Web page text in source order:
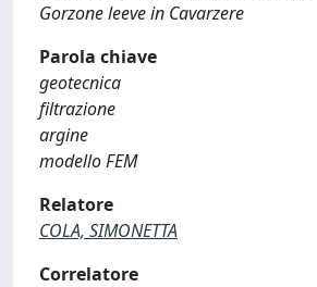
Gorzone leeve in Cavarzere
Parola chiave
geotecnica
filtrazione
argine
modello FEM
Relatore
COLA, SIMONETTA
Correlatore